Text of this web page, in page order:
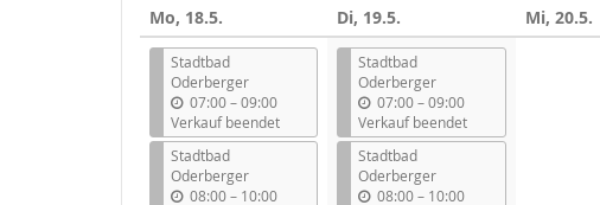
auswählen
Mo, 18.5.
Stadtbad
Oderberger
07:00–b
i
s
09:00
Verkauf beendet
Stadtbad
Oderberger
08:00–b10:00
Di, 19.5.
Stadtbad
Oderberger
07:00 –b
i
s
09:00
Verkauf beendet
Stadtbad
Oderberger
08:00 –b10:00
Mi, 20.5.